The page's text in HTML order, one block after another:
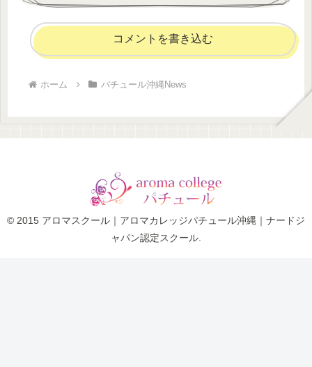
コメントを書き込む
ホーム パチュール沖縄News
© 2015 アロマスクール｜アロマカレッジパチュール沖縄｜ナードジ
ャパン認定スクール.